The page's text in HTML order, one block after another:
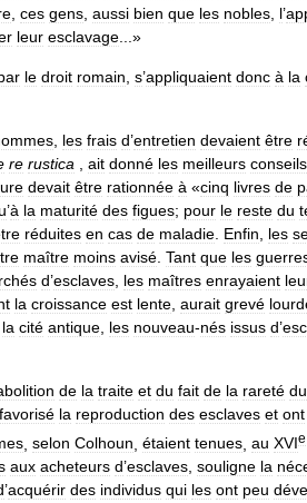
ces gens aussi bien que les nobles l’
leur esclavage ...»
le droit romain s’appliquaient donc à la
les frais d’entretien devaient être
re rustica ait donné les meilleurs conseils
devait être rationnée à «cinq livres de
’à la maturité des figues; pour le reste du
réduites en cas de maladie Enfin les
maître moins avisé Tant que les
d’esclaves les maîtres enrayaient
la croissance est lente aurait grevé
la cité antique les nouveau-nés issus d’
de la traite et du fait de la rareté du
favorisé la reproduction des esclaves et ont
selon Colhoun étaient tenues au XVIe
aux acheteurs d’esclaves, souligne la
’acquérir des individus qui les ont peu